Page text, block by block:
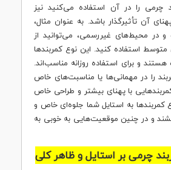
چرمی را در آن استفاده می‌کنید نیز
آن تأثیرگذار باشد. به عنوان مثال،
و در محیط‌های غیررسمی، می‌توانید از
متوسط ​​استفاده کنید. این نوع کمربندها
و برای استفاده روزانه مناسب‌اند.
را در مهمانی‌ها یا مناسبت‌های خاص
با پهنای بیشتر و طراحی خاص
کمربندها به استایل شما جلوه‌ای خاص و
و در چنین موقعیت‌هایی به خوبی به
چرمی بر استایل و ظاهر کلی